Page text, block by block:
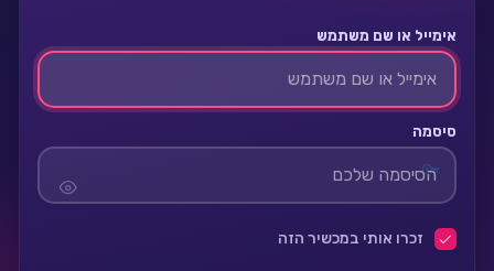
אימייל או שם משתמש
סיסמה
זכרו אותי במכשיר הזה